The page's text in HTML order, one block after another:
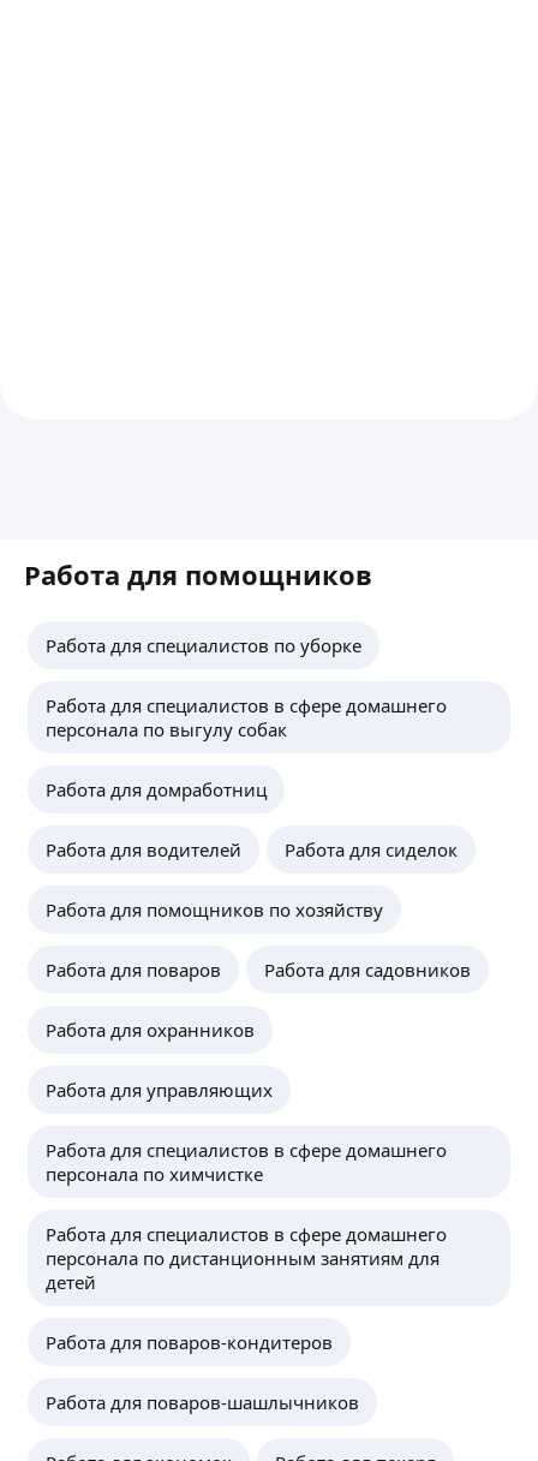
Работа для помощников
Работа для специалистов по уборке
Работа для специалистов в сфере домашнего
персонала по выгулу собак
Работа для домработниц
Работа для водителей Работа для сиделок
Работа для помощников по хозяйству
Работа для поваров Работа для садовников
Работа для охранников
Работа для управляющих
Работа для специалистов в сфере домашнего
персонала по химчистке
Работа для специалистов в сфере домашнего
персонала по дистанционным занятиям для
детей
Работа для поваров-кондитеров
Работа для поваров-шашлычников